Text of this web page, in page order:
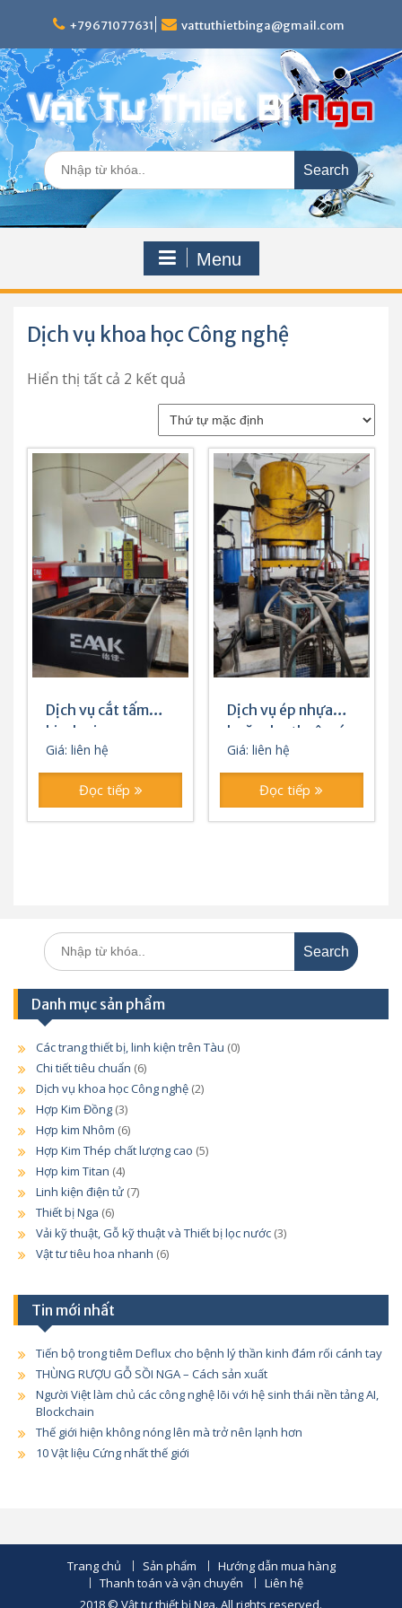
+79671077631 vattuthietbinga@gmail.com
Search
for:
Menu
Dịch vụ khoa học Công nghệ
Hiển thị tất cả 2 kết quả
Dịch vụ cắt tấm
kim loại
Giá: liên hệ
Đọc tiếp
Dịch vụ ép nhựa
hoặc cho thuê máy
ép 200-1000 tấn
Giá: liên hệ
Đọc tiếp
Search
for:
Danh mục sản phẩm
Các trang thiết bị, linh kiện trên Tàu (0)
Chi tiết tiêu chuẩn (6)
Dịch vụ khoa học Công nghệ (2)
Hợp Kim Đồng (3)
Hợp kim Nhôm (6)
Hợp Kim Thép chất lượng cao (5)
Hợp kim Titan (4)
Linh kiện điện tử (7)
Thiết bị Nga (6)
Vải kỹ thuật, Gỗ kỹ thuật và Thiết bị lọc nước (3)
Vật tư tiêu hoa nhanh (6)
Tin mới nhất
Tiến bộ trong tiêm Deflux cho bệnh lý thần kinh đám rối cánh tay
THÙNG RƯỢU GỖ SỒI NGA – Cách sản xuất
Người Việt làm chủ các công nghệ lõi với hệ sinh thái nền tảng AI,
Blockchain
Thế giới hiện không nóng lên mà trở nên lạnh hơn
10 Vật liệu Cứng nhất thế giới
Trang chủ Sản phẩm
Hướng dẫn mua hàng
Thanh toán và vận chuyển
Liên hệ
2018 © Vật tư thiết bị Nga. All rights reserved.